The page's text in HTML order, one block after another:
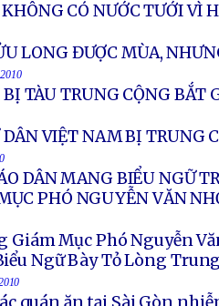
CÓ NƯỚC TƯỚI VÌ
LONG ĐƯỢC MÙA,
TÀU TRUNG CỘNG BẮT
VIỆT NAM BỊ TRUNG
DÂN MANG BIỂU NGỮ
PHÓ NGUYỄN VĂN
Giám Mục Phó Nguyễn
Ngữ Bày Tỏ Lòng